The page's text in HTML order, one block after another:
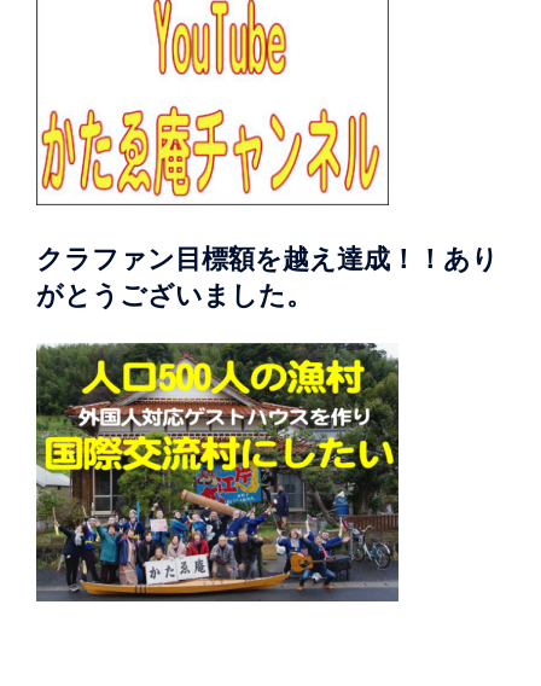
クラファン目標額を越え達成！！あり
がとうございました。